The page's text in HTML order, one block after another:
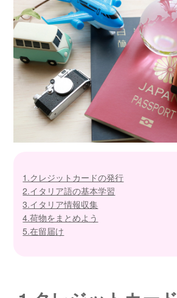
1.クレジットカードの発行
2.イタリア語の基本学習
3.イタリア情報収集
4.荷物をまとめよう
5.在留届け